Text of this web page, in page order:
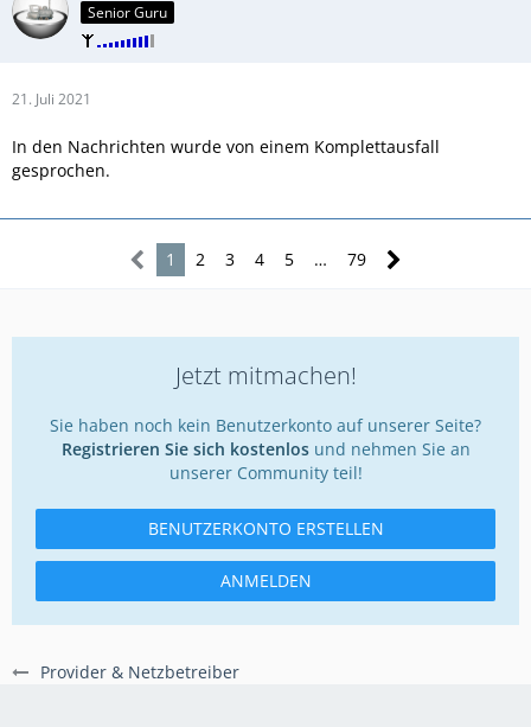
Provider & Netzbetreiber
Senior Guru
21. Juli 2021
In den Nachrichten wurde von einem Komplettausfall
gesprochen.
1 2 3 4 5 … 79
Jetzt mitmachen!
Sie haben noch kein Benutzerkonto auf unserer Seite?
Registrieren Sie sich kostenlosund nehmen Sie an
unserer Community teil!
BENUTZERKONTO ERSTELLEN
ANMELDEN